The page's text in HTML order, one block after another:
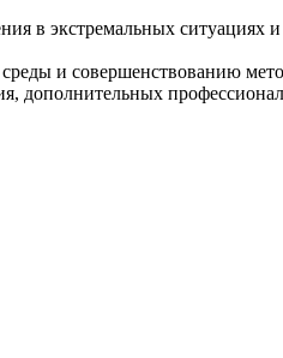
в экстремальных
и совершенствованию
дополнительных